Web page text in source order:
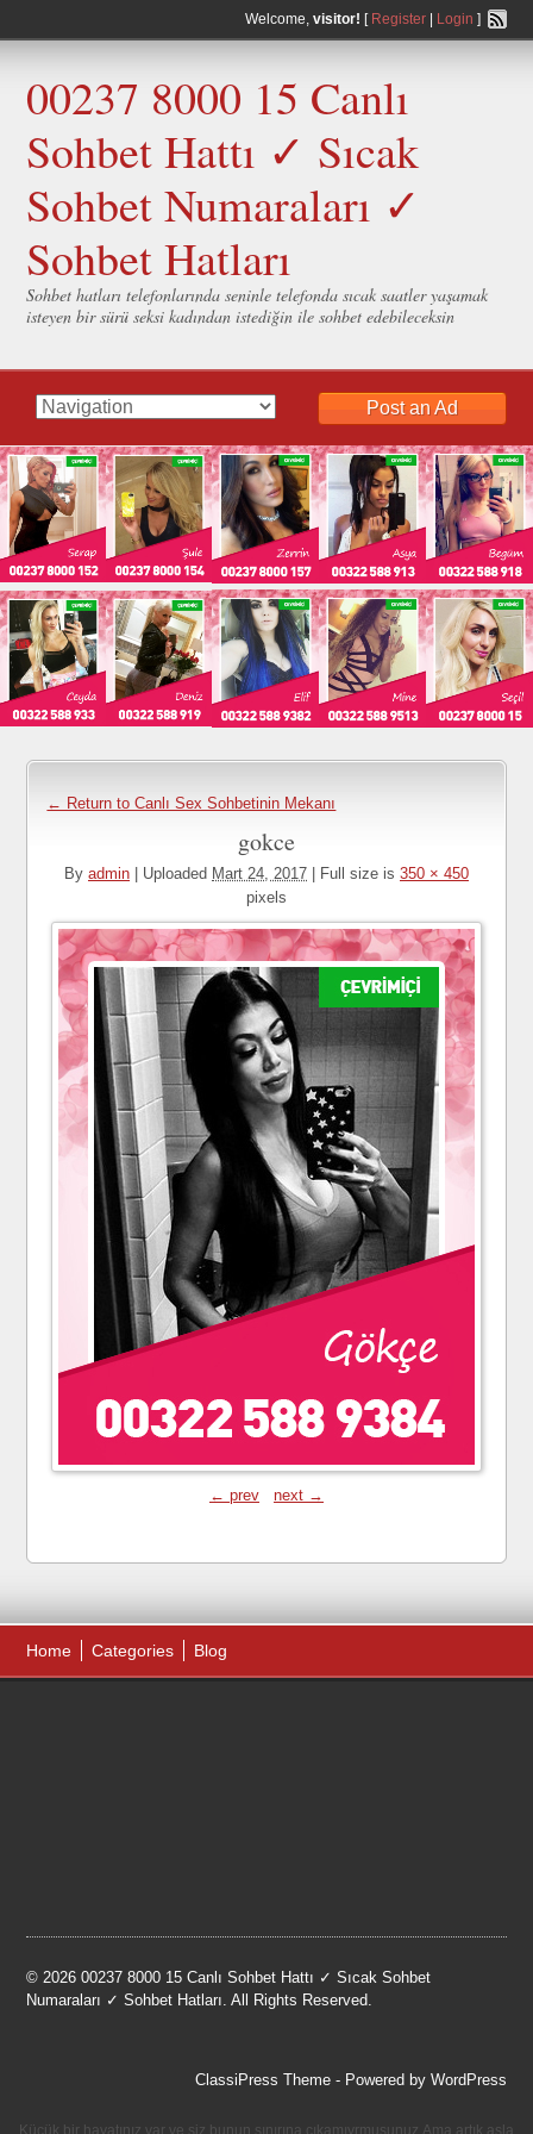
Welcome, visitor! [ Register| Login ]
00237 8000 15 Canlı
Sohbet Hattı ✓ Sıcak
Sohbet Numaraları ✓
Sohbet Hatları
Sohbet hatları telefonlarında seninle telefonda sıcak saatler yaşamak
isteyen bir sürü seksi kadından istediğin ile sohbet edebileceksin
Post an Ad
← Return to Canlı Sex Sohbetinin Mekanı
gokce
By admin Uploaded Mart 24, 2017 Full size is 350 × 450
pixels
← prev next →
Home Categories Blog
© 2026 00237 8000 15 Canlı Sohbet Hattı ✓ Sıcak Sohbet
Numaraları ✓ Sohbet Hatları. All Rights Reserved.
ClassiPress Theme- Powered by WordPress
Küçük bir hayatınız var ve siz bunun sınırına çıkamıyrmusunuz.Ama artık asla